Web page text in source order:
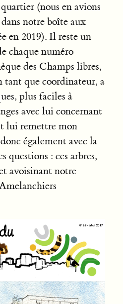
(nous en avions
notre boîte aux
en 2019). Il reste un
chaque numéro
des Champs libres,
tant que coordinateur, a
plus faciles à
avec lui concernant
lui remettre mon
également avec la
questions : ces arbres,
avoisinant notre